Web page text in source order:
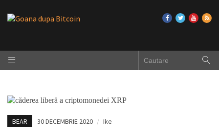
BEAR 30 DECEMBRIE 2020 / Ike